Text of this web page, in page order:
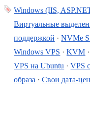
Windows (IIS,
Виртуальные
поддержкой ·NVMe
Windows VPS ·KVM
VPS на Ubuntu ·VPS
образа ·Свои дата-